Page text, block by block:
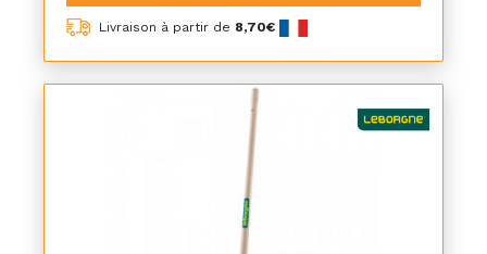
Livraison à partir de 8,70€